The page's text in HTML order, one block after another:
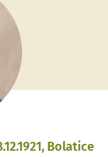
Bolatice